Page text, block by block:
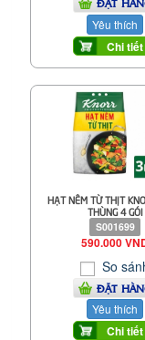
ĐẶT
Yêu thích
Chi tiết
HẠT NÊM TỪ THỊT
THÙNG 4 GÓI
S001699
590.000
So
ĐẶT
Yêu thích
Chi tiết